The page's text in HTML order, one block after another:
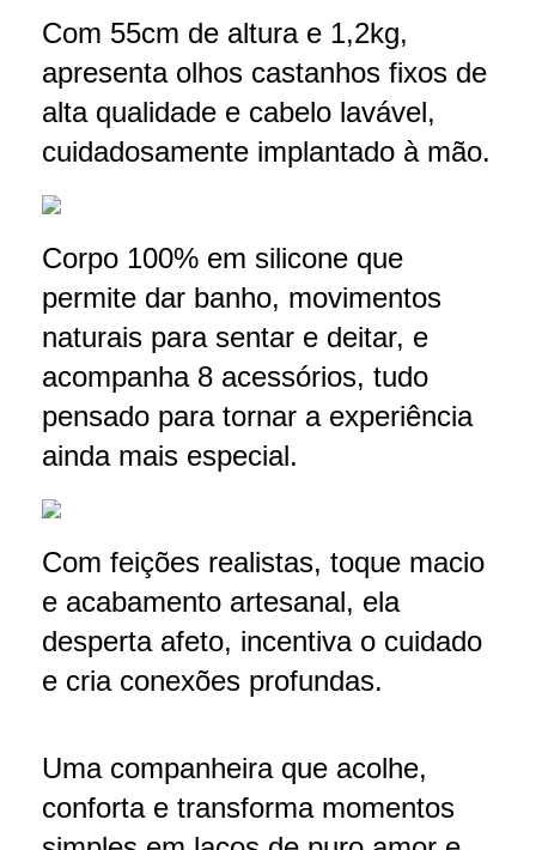
Com 55cm de altura e 1,2kg,
apresenta olhos castanhos fixos de
alta qualidade e cabelo lavável,
cuidadosamente implantado à mão.
Corpo 100% em silicone que
permite dar banho, movimentos
naturais para sentar e deitar, e
acompanha 8 acessórios, tudo
pensado para tornar a experiência
ainda mais especial.
Com feições realistas, toque macio
e acabamento artesanal, ela
desperta afeto, incentiva o cuidado
e cria conexões profundas.
Uma companheira que acolhe,
conforta e transforma momentos